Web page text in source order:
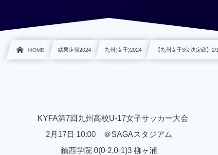
HOME 結果速報2024 九州(女子)2024 【九州女子3位決定戦】
KYFA第7回九州高校U-17女子サッカー大会
2月17日 10:00 ＠SAGAスタジアム
鎮西学院 0(0-2,0-1)3 柳ヶ浦